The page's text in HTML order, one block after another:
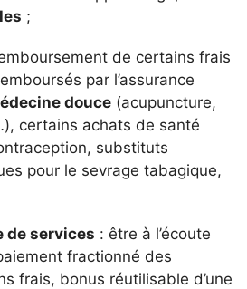
;
de certains frais
par l’assurance
douce (acupuncture,
certains achats de santé
substituts
pour le sevrage tabagique,
de services : être à l’écoute
fractionné des
frais, bonus réutilisable d’une